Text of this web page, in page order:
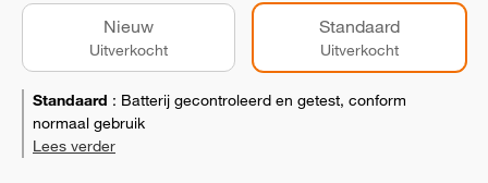
Nieuw
Uitverkocht
Standaard
Uitverkocht
Standaard : Batterij gecontroleerd en getest, conform
normaal gebruik
Lees verder